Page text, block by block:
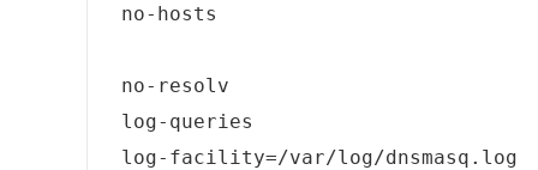
no-hosts
no-resolv
log-queries
log-facility=/var/log/dnsmasq.log